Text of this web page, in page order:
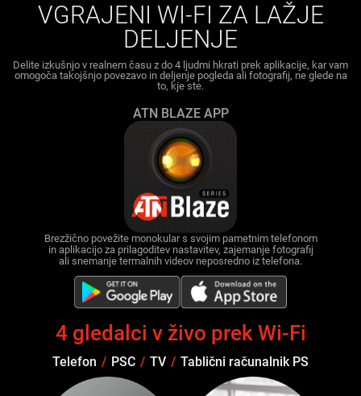
VGRAJENI WI-FI ZA LAŽJE
DELJENJE
Delite izkušnjo v realnem času z do 4 ljudmi hkrati prek aplikacije, kar vam
omogoča takojšnjo povezavo in deljenje pogleda ali fotografij, ne glede na
to, kje ste.
ATN BLAZE APP
Brezžično povežite monokular s svojim pametnim telefonom
in aplikacijo za prilagoditev nastavitev, zajemanje fotografij
ali snemanje termalnih videov neposredno iz telefona.
4 gledalci v živo prek Wi-Fi
Telefon / PSC / TV / Tablični računalnik PS